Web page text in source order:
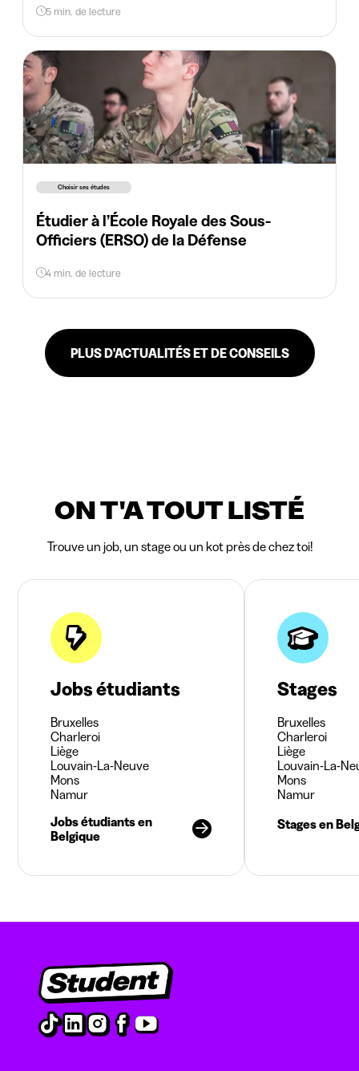
5 min. de lecture
Choisir ses études
Étudier à l’École Royale des Sous-
Officiers (ERSO) de la Défense
4 min. de lecture
PLUS D'ACTUALITÉS ET DE CONSEILS
ON T'A TOUT LISTÉ
Trouve un job, un stage ou un kot près de chez toi!
Jobs étudiants
Bruxelles
Charleroi
Liège
Louvain-La-Neuve
Mons
Namur
Jobs étudiants en
Belgique
Stages
Bruxelles
Charleroi
Liège
Louvain-La-
Mons
Namur
Stages en